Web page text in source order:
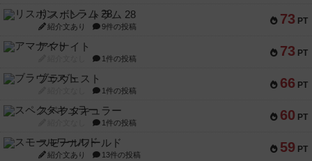
73 PT
リスボン・トラム 28
紹介文あり 9件の投稿
73 PT
アマナイト
1件の投稿
66 PT
ブラヴェスト
1件の投稿
60 PT
スペクタキュラー
1件の投稿
59 PT
スモールワールド
紹介文あり 13件の投稿